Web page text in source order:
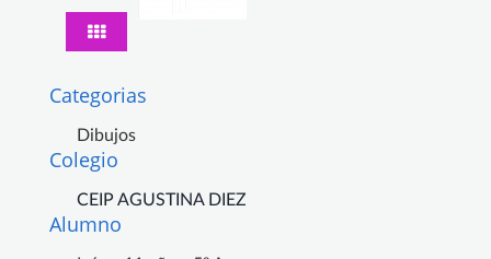
Categorias
Dibujos
Colegio
CEIP AGUSTINA DIEZ
Alumno